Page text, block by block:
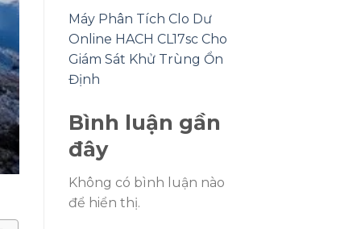
Máy Phân Tích Clo Dư
Online HACH CL17sc Cho
Giám Sát Khử Trùng Ổn
Định
Bình luận gần
đây
Không có bình luận nào
để hiển thị.